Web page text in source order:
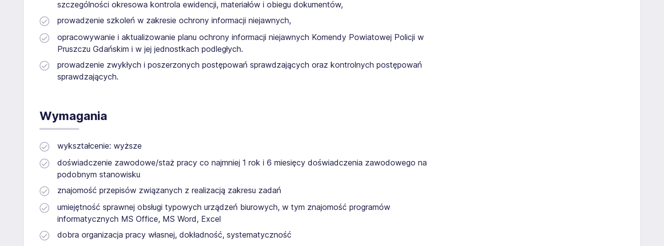
szczególności okresowa kontrola ewidencji, materiałów i obiegu dokumentów,
prowadzenie szkoleń w zakresie ochrony informacji niejawnych,
opracowywanie i aktualizowanie planu ochrony informacji niejawnych Komendy Powiatowej Policji w
Pruszczu Gdańskim i w jej jednostkach podległych.
prowadzenie zwykłych i poszerzonych postępowań sprawdzających oraz kontrolnych postępowań
sprawdzających.
Wymagania
wykształcenie: wyższe
doświadczenie zawodowe/staż pracy co najmniej 1 rok i 6 miesięcy doświadczenia zawodowego na
podobnym stanowisku
znajomość przepisów związanych z realizacją zakresu zadań
umiejętność sprawnej obsługi typowych urządzeń biurowych, w tym znajomość programów
informatycznych MS Office, MS Word, Excel
dobra organizacja pracy własnej, dokładność, systematyczność